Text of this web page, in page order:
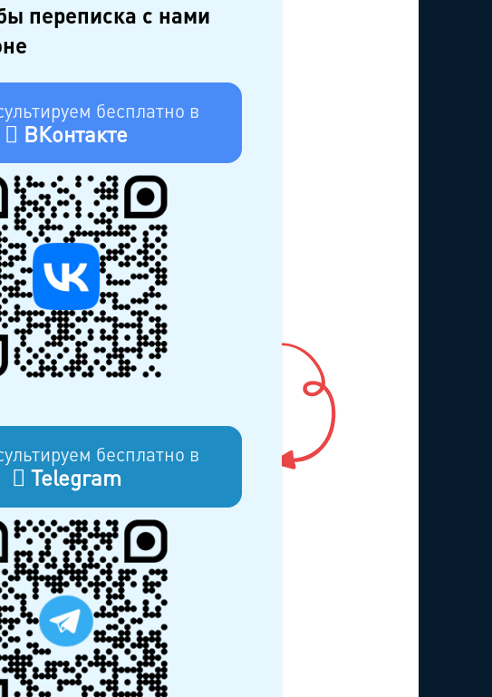
переписка с нами
бесплатно в
ВКонтакте
бесплатно в
Telegram